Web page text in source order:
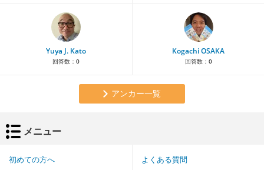
Yuya J. Kato
回答数： 0
Kogachi OSAKA
回答数： 0
アンカー一覧
メニュー
初めての方へ よくある質問